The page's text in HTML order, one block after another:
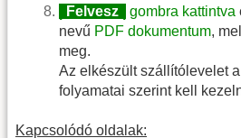
Felvesz gombra kattintva
nevű PDF dokumentum,
meg.
Az elkészült szállítólevelet
folyamatai szerint kell
Kapcsolódó oldalak: